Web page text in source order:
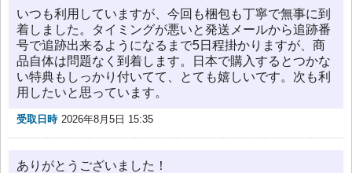
いつも利用していますが、今回も梱包も丁寧で無事に到
着しました。タイミングが悪いと発送メールから追跡番
号で追跡出来るようになるまで5日程掛かりますが、商
品自体は問題なく到着します。日本で購入するとつかな
い特典もしっかり付いてて、とても嬉しいです。次も利
用したいと思っています。
受取日時 2026年8月5日 15:35
ありがとうございました！